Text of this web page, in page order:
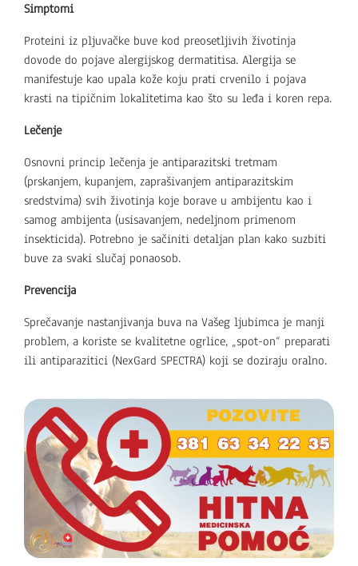
Simptomi
Proteini iz pljuvačke buve kod preosetljivih životinja
dovode do pojave alergijskog dermatitisa. Alergija se
manifestuje kao upala kože koju prati crvenilo i pojava
krasti na tipičnim lokalitetima kao što su leđa i koren repa.
Lečenje
Osnovni princip lečenja je antiparazitski tretmam
(prskanjem, kupanjem, zaprašivanjem antiparazitskim
sredstvima) svih životinja koje borave u ambijentu kao i
samog ambijenta (usisavanjem, nedeljnom primenom
insekticida). Potrebno je sačiniti detaljan plan kako suzbiti
buve za svaki slučaj ponaosob.
Prevencija
Sprečavanje nastanjivanja buva na Vašeg ljubimca je manji
problem, a koriste se kvalitetne ogrlice, „spot-on“ preparati
ili antiparazitici (NexGard SPECTRA) koji se doziraju oralno.